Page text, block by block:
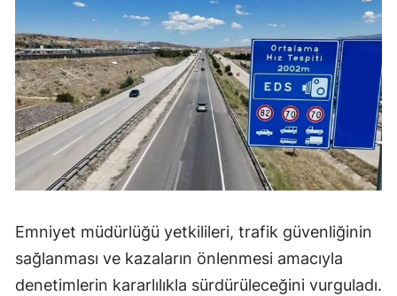
Emniyet müdürlüğü yetkilileri, trafik güvenliğinin
sağlanması ve kazaların önlenmesi amacıyla
denetimlerin kararlılıkla sürdürüleceğini vurguladı.